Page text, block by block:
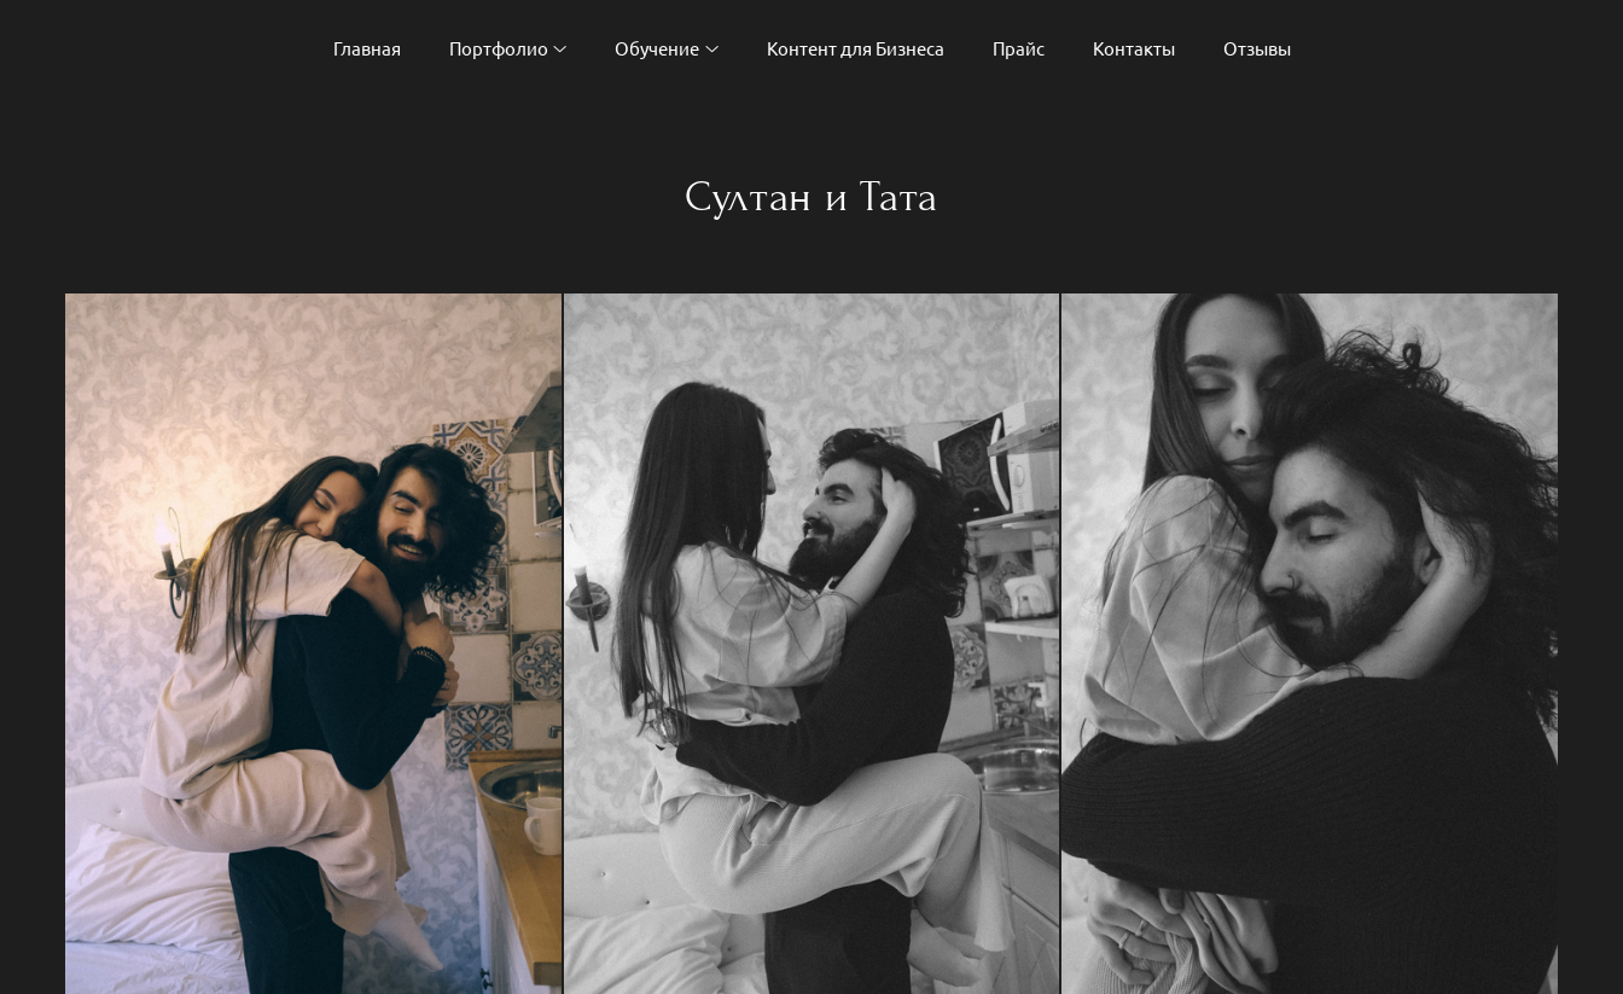
Главная Портфолио Обучение Контент для Бизнеса Прайс Контакты Отзывы
Султан и Тата